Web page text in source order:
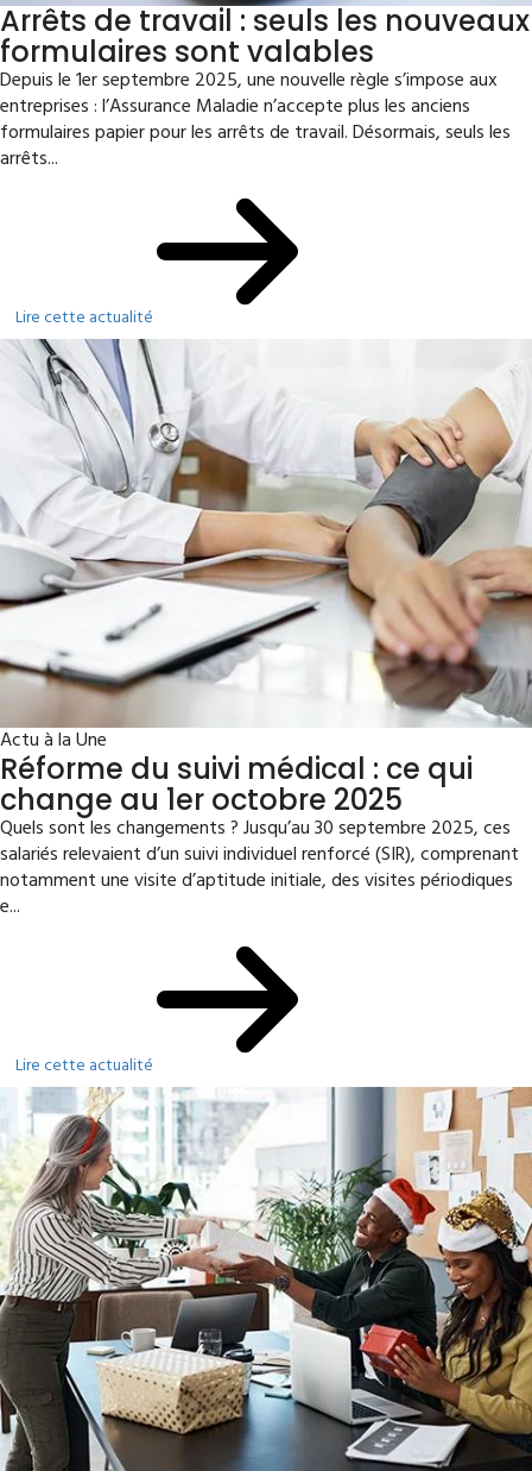
Arrêts de travail : seuls les nouveaux
formulaires sont valables
Depuis le 1er septembre 2025, une nouvelle règle s’impose aux
entreprises : l’Assurance Maladie n’accepte plus les anciens
formulaires papier pour les arrêts de travail. Désormais, seuls les
arrêts...
Lire cette actualité
Actu à la Une
Réforme du suivi médical : ce qui
change au 1er octobre 2025
Quels sont les changements ? Jusqu’au 30 septembre 2025, ces
salariés relevaient d’un suivi individuel renforcé (SIR), comprenant
notamment une visite d’aptitude initiale, des visites périodiques
e...
Lire cette actualité